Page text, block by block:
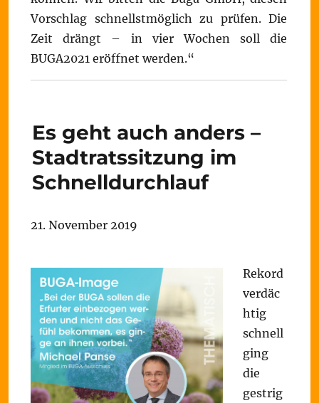
Vorschlag schnellstmöglich zu prüfen. Die
Zeit drängt – in vier Wochen soll die
BUGA2021 eröffnet werden.“
Es geht auch anders –
Stadtratssitzung im
Schnelldurchlauf
21. November 2019
Rekord
verdäc
htig
schnell
ging
die
gestrig